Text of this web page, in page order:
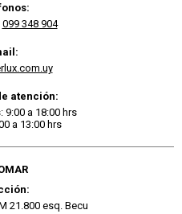
099 348 904
atención:
9:00 a 18:00 hrs
a 13:00 hrs
21.800 esq. Becu